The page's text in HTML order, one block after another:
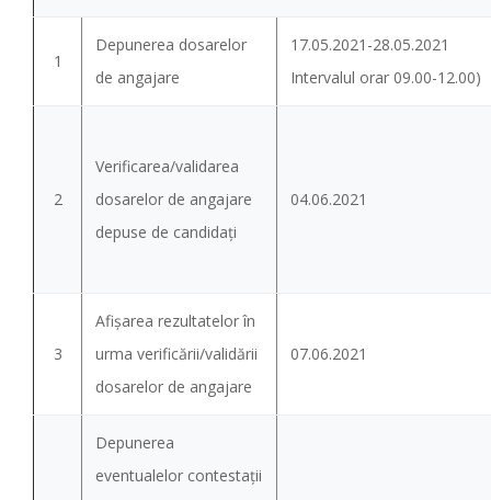
1
Depunerea dosarelor
de angajare
17.05.2021-28.05.2021
Intervalul orar 09.00-12.00)
2
Verificarea/validarea
dosarelor de angajare
depuse de candidaţi
04.06.2021
3
Afişarea rezultatelor în
urma verificării/validării
dosarelor de angajare
07.06.2021
Depunerea
eventualelor contestații